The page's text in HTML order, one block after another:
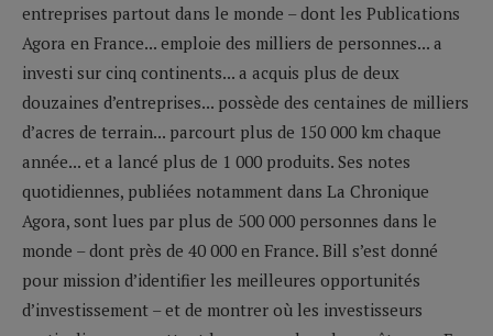
entreprises partout dans le monde – dont les Publications
Agora en France... emploie des milliers de personnes... a
investi sur cinq continents... a acquis plus de deux
douzaines d’entreprises... possède des centaines de milliers
d’acres de terrain... parcourt plus de 150 000 km chaque
année... et a lancé plus de 1 000 produits. Ses notes
quotidiennes, publiées notamment dans La Chronique
Agora, sont lues par plus de 500 000 personnes dans le
monde – dont près de 40 000 en France. Bill s’est donné
pour mission d’identifier les meilleures opportunités
d’investissement – et de montrer où les investisseurs